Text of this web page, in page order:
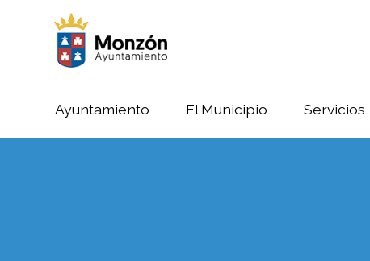
Ayuntamiento El Municipio Servicios